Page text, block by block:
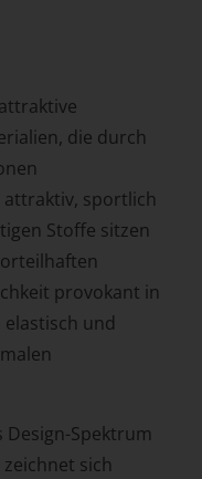
die durch
sportlich
Stoffe sitzen
provokant in
elastisch und
Spektrum
sich